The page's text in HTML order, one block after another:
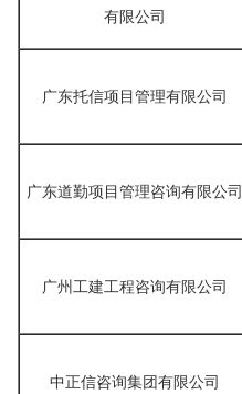
有限公司
广东托信项目管理有限公司
广东道勤项目管理咨询有限公司
广州工建工程咨询有限公司
中正信咨询集团有限公司